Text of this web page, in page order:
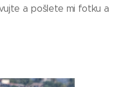
a pošlete mi fotku a